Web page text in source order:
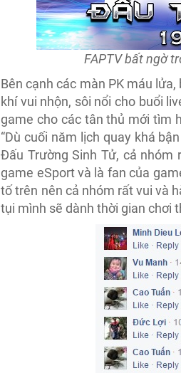
FAPTV bất ngờ
Bên cạnh các màn PK máu
khí vui nhộn, sôi nổi cho buổi
game cho các tân thủ mới tìm
“Dù cuối năm lịch quay khá
Đấu Trường Sinh Tử, cả
game eSport và là fan của
tố trên nên cả nhóm rất vui và
tụi mình sẽ dành thời gian chơi